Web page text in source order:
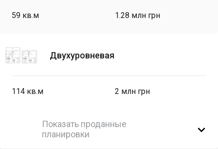
59 кв.м 1.28 млн грн
Двухуровневая
114 кв.м 2 млн грн
Показать проданные
планировки
